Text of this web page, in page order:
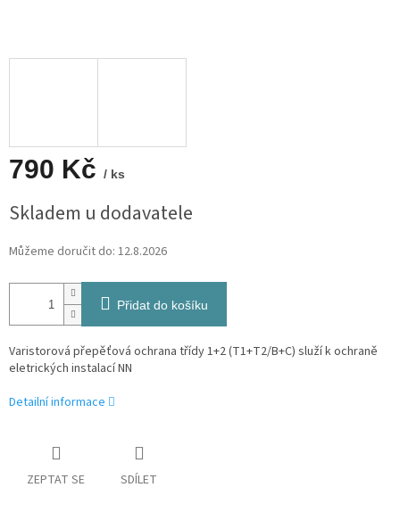
790 Kč / ks
cena:
Skladem u dodavatele
Můžeme doručit do: 12.8.2026
Přidat do košíku
Varistorová přepěťová ochrana třídy 1+2 (T1+T2/B+C) služí k ochraně
eletrických instalací NN
Detailní informace
ZEPTAT SE SDÍLET